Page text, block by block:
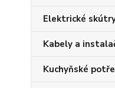
Elektrické
Kabely a
Kuchyňské